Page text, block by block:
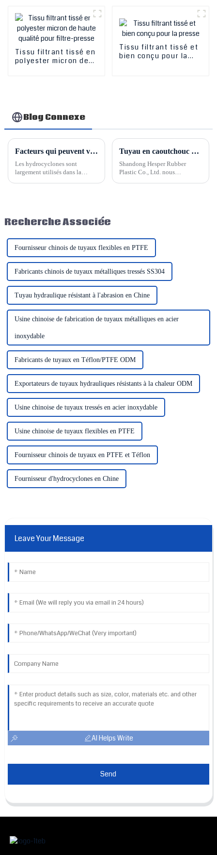
Tissu filtrant tissé en
polyester micron de
Tissu filtrant tissé et
bien conçu pour la
Blog Connexe
Facteurs qui peuvent vous aider à trouver le bon hydrocyclone
Les hydrocyclones sont
largement utilisés dans la
utilisés pour la classification…
Tuyau en caoutchouc pour dragage par aspiration Hesper
Shandong Hesper Rubber
Plastic Co., Ltd. nous
d'eau de mer...
Recherche Associée
Fournisseur chinois de tuyaux flexibles en PTFE
Fabricants chinois de tuyaux métalliques tressés SS304
Tuyau hydraulique résistant à l'abrasion en Chine
Usine chinoise de fabrication de tuyaux métalliques en acier
inoxydable
Fabricants de tuyaux en Téflon/PTFE ODM
Exportateurs de tuyaux hydrauliques résistants à la chaleur ODM
Usine chinoise de tuyaux tressés en acier inoxydable
Usine chinoise de tuyaux flexibles en PTFE
Fournisseur chinois de tuyaux en PTFE et Téflon
Fournisseur d'hydrocyclones en Chine
Leave Your Message
AI Helps Write
Send